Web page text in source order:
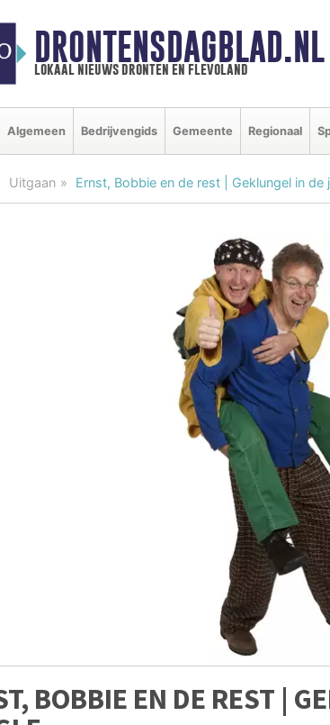
DRONTENSDAGBLAD.NL
lokaal nieuws dronten en flevoland
Algemeen Bedrijvengids Gemeente Regionaal
Uitgaan Ernst, Bobbie en de rest | Geklungel in de
BOBBIE EN DE REST |